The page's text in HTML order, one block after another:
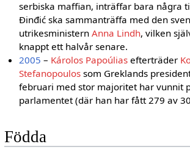
serbiska maffian, inträffar bara några
Đinđić ska sammanträffa med den
utrikesministernAnna Lindh, vilken
knappt ett halvår senare.
2005 – Károlos Papoúlias efterträder
Stefanopoulos som Greklands
februari med stor majoritet har vunnit
parlamentet (där han har fått 279 av
Födda